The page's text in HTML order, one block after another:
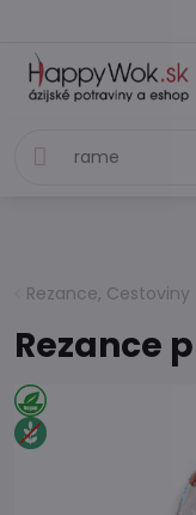
Rezance, Cestoviny
Rezance